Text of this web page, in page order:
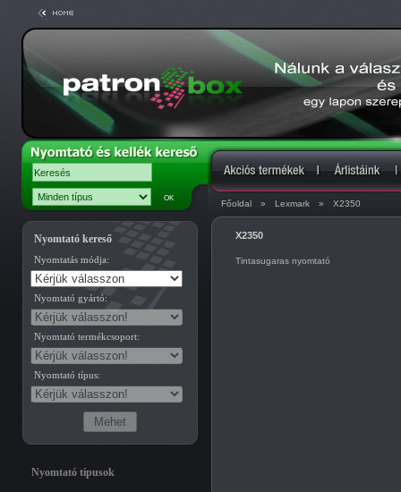
Főoldal » Lexmark » X2350
Nyomtató kereső
Nyomtatás módja:
Nyomtató gyártó:
Nyomtató termékcsoport:
Nyomtató típus:
Nyomtató típusok
X2350
Tintasugaras nyomtató